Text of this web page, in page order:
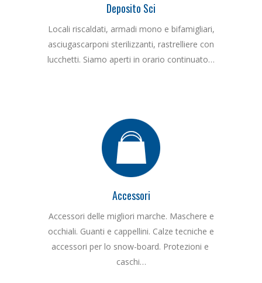
Deposito Sci
Locali riscaldati, armadi mono e bifamigliari,
asciugascarponi sterilizzanti, rastrelliere con
lucchetti. Siamo aperti in orario continuato…
Accessori
Accessori delle migliori marche. Maschere e
occhiali. Guanti e cappellini. Calze tecniche e
accessori per lo snow-board. Protezioni e
caschi…